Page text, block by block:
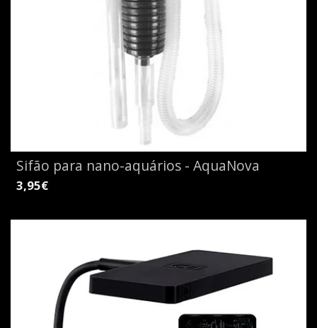
Sifão para nano-aquários - AquaNova
3,95€